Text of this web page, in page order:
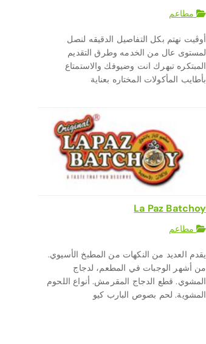
مطاعم
أوڤيت نهتم بكل التفاصيل الدقيقه لنصل
لمستوى عال من الخدمه وطرق التقديم
المبتكره تبهرك انت وضيوفك والاستمتاع
بأطايب المأكولات المختاره بعناية
La Paz Batchoy
مطاعم
يقدم العديد من النكهات من المطبخ الأسيوي.
من أشهر الوجبات في المطعم، لدجاج
المشوي. قطع الدجاج المقرمش. أنواع اللحوم
المشوية. لحم بصوص البارب كيو